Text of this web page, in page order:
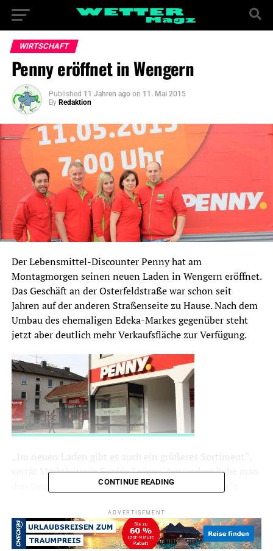
WIRTSCHAFT
Penny eröffnet in Wengern
Published 11 Jahren ago on 11. Mai 2015
By Redaktion
Der Lebensmittel-Discounter Penny hat am
Montagmorgen seinen neuen Laden in Wengern eröffnet.
Das Geschäft an der Osterfeldstraße war schon seit
Jahren auf der anderen Straßenseite zu Hause. Nach dem
Umbau des ehemaligen Edeka-Markes gegenüber steht
jetzt aber deutlich mehr Verkaufsfläche zur Verfügung.
„Im neuen Laden gibt es auch ein größeres Sortiment“,
verrät Marktleiterin Sophia Leinos. Ausserdem habe man
den Gemüsebereich komplett neugestaltet und viele
den Einkauf noch etwas angenehmer zu gestalten.
CONTINUE READING
ADVERTISEMENT